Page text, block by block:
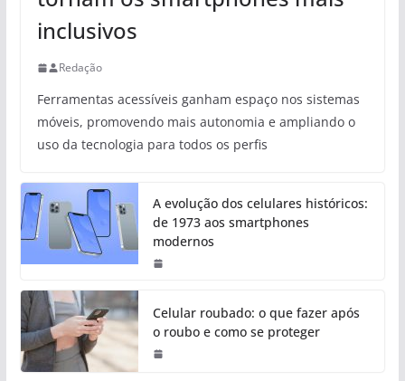
inclusivos
Redação
Ferramentas acessíveis ganham espaço nos sistemas
móveis, promovendo mais autonomia e ampliando o
uso da tecnologia para todos os perfis
A evolução dos celulares históricos:
de 1973 aos smartphones
modernos
Celular roubado: o que fazer após
o roubo e como se proteger